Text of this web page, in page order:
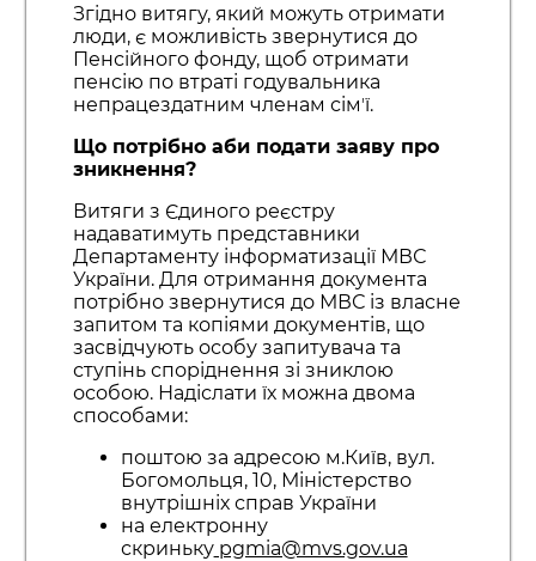
Згідно витягу, який можуть отримати
люди, є можливість звернутися до
Пенсійного фонду, щоб отримати
пенсію по втраті годувальника
непрацездатним членам сімʼї.
Що потрібно аби подати заяву про
зникнення?
Витяги з Єдиного реєстру
надаватимуть представники
Департаменту інформатизації МВС
України. Для отримання документа
потрібно звернутися до МВС із власне
запитом та копіями документів, що
засвідчують особу запитувача та
ступінь споріднення зі зниклою
особою. Надіслати їх можна двома
способами:
поштою за адресою м.Київ, вул.
Богомольця, 10, Міністерство
внутрішніх справ України
на електронну
скринькуpgmia@mvs.gov.ua